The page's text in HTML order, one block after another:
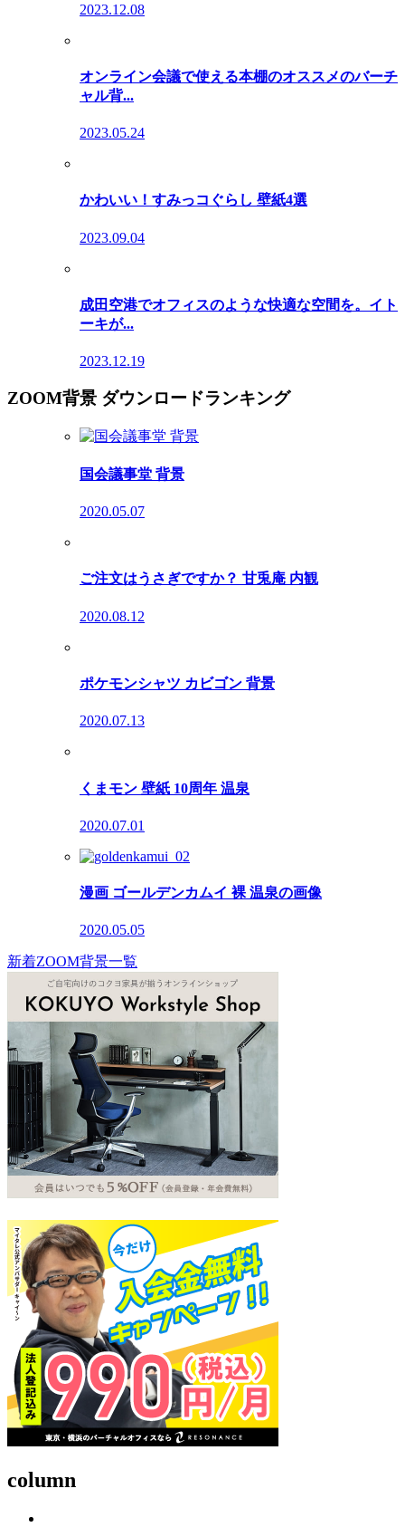
2023.12.08
オンライン会議で使える本棚のオススメのバーチ
ャル背...
2023.05.24
かわいい！すみっコぐらし 壁紙4選
2023.09.04
成田空港でオフィスのような快適な空間を。イト
ーキが...
2023.12.19
ZOOM背景 ダウンロードランキング
国会議事堂 背景
2020.05.07
ご注文はうさぎですか？ 甘兎庵 内観
2020.08.12
ポケモンシャツ カビゴン 背景
2020.07.13
くまモン 壁紙 10周年 温泉
2020.07.01
漫画 ゴールデンカムイ 裸 温泉の画像
2020.05.05
新着ZOOM背景一覧
column